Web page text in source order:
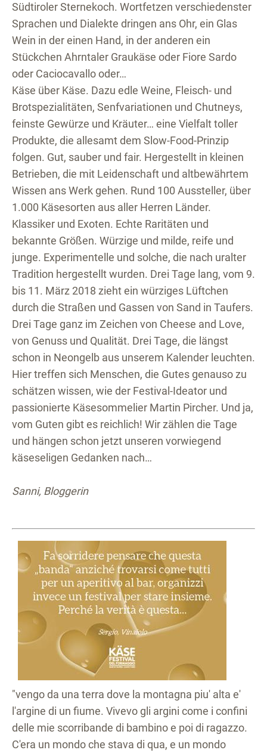
Südtiroler Sternekoch. Wortfetzen verschiedenster
Sprachen und Dialekte dringen ans Ohr, ein Glas
Wein in der einen Hand, in der anderen ein
Stückchen Ahrntaler Graukäse oder Fiore Sardo
oder Caciocavallo oder…
Käse über Käse. Dazu edle Weine, Fleisch- und
Brotspezialitäten, Senfvariationen und Chutneys,
feinste Gewürze und Kräuter… eine Vielfalt toller
Produkte, die allesamt dem Slow-Food-Prinzip
folgen. Gut, sauber und fair. Hergestellt in kleinen
Betrieben, die mit Leidenschaft und altbewährtem
Wissen ans Werk gehen. Rund 100 Aussteller, über
1.000 Käsesorten aus aller Herren Länder.
Klassiker und Exoten. Echte Raritäten und
bekannte Größen. Würzige und milde, reife und
junge. Experimentelle und solche, die nach uralter
Tradition hergestellt wurden. Drei Tage lang, vom 9.
bis 11. März 2018 zieht ein würziges Lüftchen
durch die Straßen und Gassen von Sand in Taufers.
Drei Tage ganz im Zeichen von Cheese and Love,
von Genuss und Qualität. Drei Tage, die längst
schon in Neongelb aus unserem Kalender leuchten.
Hier treffen sich Menschen, die Gutes genauso zu
schätzen wissen, wie der Festival-Ideator und
passionierte Käsesommelier Martin Pircher. Und ja,
vom Guten gibt es reichlich! Wir zählen die Tage
und hängen schon jetzt unseren vorwiegend
käseseligen Gedanken nach…
Sanni, Bloggerin
"vengo da una terra dove la montagna piu' alta e'
l'argine di un fiume. Vivevo gli argini come i confini
delle mie scorribande di bambino e poi di ragazzo.
C'era un mondo che stava di qua, e un mondo